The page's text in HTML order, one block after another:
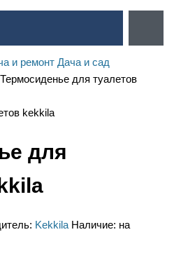
и ремонт Дача и сад
Термосиденье для туалетов
для
Kekkila Наличие: на